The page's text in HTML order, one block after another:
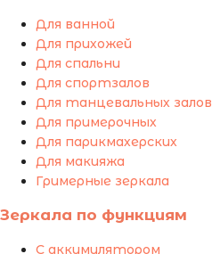
Для ванной
Для прихожей
Для спальни
Для спортзалов
Для танцевальных залов
Для примерочных
Для парикмахерских
Для макияжа
Гримерные зеркала
Зеркала по функциям
С аккумулятором